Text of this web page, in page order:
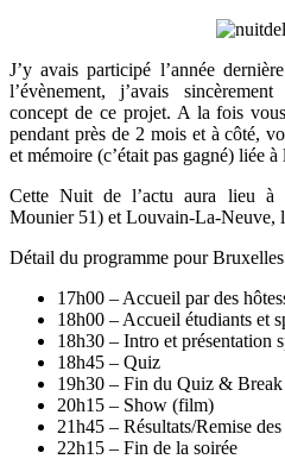
J’y avais participé l’année
l’évènement, j’avais
concept de ce projet. A la fois
pendant près de 2 mois et à côté,
et mémoire (c’était pas gagné) liée à
Cette Nuit de l’actu aura lieu à
Mounier 51) et Louvain-La-Neuve,
Détail du programme pour
17h00 – Accueil par des
18h00 – Accueil étudiants et
18h30 – Intro et présentation
18h45 – Quiz
19h30 – Fin du Quiz &
20h15 – Show (film)
21h45 – Résultats/Remise
22h15 – Fin de la soirée